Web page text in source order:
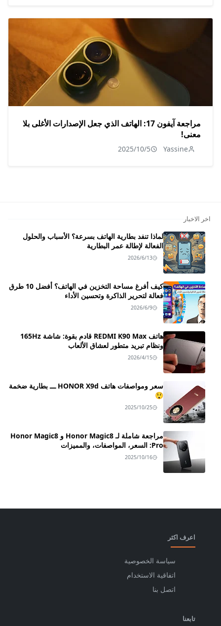
مراجعة آيفون 17: الهاتف الذي جعل الإصدارات الأغلى بلا
معنى!
Yassine
2025/10/5
اخر الاخبار
لماذا تنفد بطارية الهاتف بسرعة؟ الأسباب والحلول
الفعالة لإطالة عمر البطارية
2026/6/13
كيف أفرغ مساحة التخزين في الهاتف؟ أفضل 10 طرق
فعالة لتحرير الذاكرة وتحسين الأداء
2026/6/9
هاتف REDMI K90 Max قادم بقوة: شاشة 165Hz
ونظام تبريد متطور لعشاق الألعاب
2026/4/15
سعر ومواصفات هاتف HONOR X9d ـــ بطارية ضخمة
😲
2025/10/25
مراجعة شاملة لـ Honor Magic8 و Honor Magic8
Pro: السعر، المواصفات، والمميزات
2025/10/16
اعرف اكثر
سياسة الخصوصية
اتفاقية الاستخدام
اتصل بنا
تابعنا